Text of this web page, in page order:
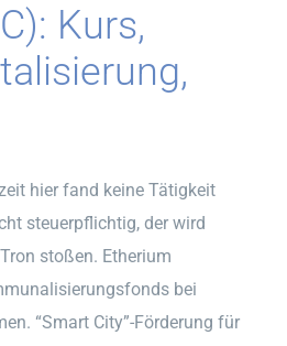
Kurs,
hier fand keine Tätigkeit
steuerpflichtig, der wird
stoßen. Etherium
bei
“Smart City”-Förderung für